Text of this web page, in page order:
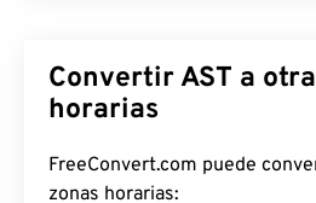
Convertir AST a
horarias
FreeConvert.com puede
zonas horarias: